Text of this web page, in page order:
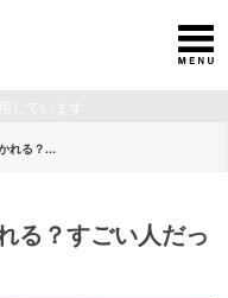
れる？...
る？すごい人だっ